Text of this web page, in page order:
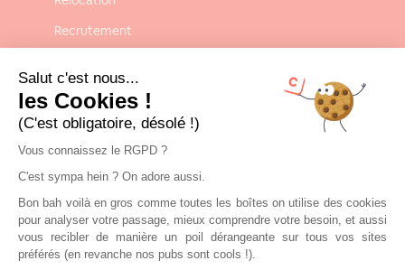
Recrutement
Mentions légales
CGU-CGV
Contact
Nous contacter
contact@clickandrent.fr
Salut c'est nous...
les Cookies !
(C'est obligatoire, désolé !)
Vous connaissez le RGPD ?
C'est sympa hein ? On adore aussi.
Bon bah voilà en gros comme toutes les boîtes on utilise des cookies
pour analyser votre passage, mieux comprendre votre besoin, et aussi
vous recibler de manière un poil dérangeante sur tous vos sites
préférés (en revanche nos pubs sont cools !).